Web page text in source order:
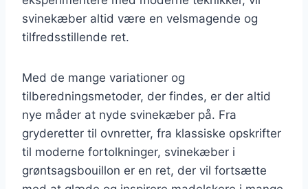
svinekæber altid være en velsmagende og
tilfredsstillende ret.
Med de mange variationer og
tilberedningsmetoder, der findes, er der altid
nye måder at nyde svinekæber på. Fra
gryderetter til ovnretter, fra klassiske opskrifter
til moderne fortolkninger, svinekæber i
grøntsagsbouillon er en ret, der vil fortsætte